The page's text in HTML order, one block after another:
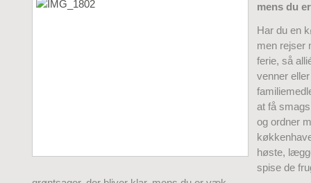
mens du
Har du en
men rejser
ferie, så
venner eller
at få
og ordner
høste,
spise de